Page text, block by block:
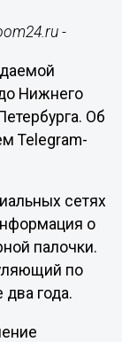
-
Нижнего
Об
Telegram-
сетях
о
палочки.
по
года.